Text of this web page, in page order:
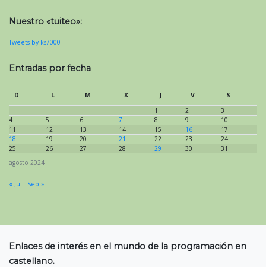
Nuestro «tuiteo»:
Tweets by ks7000
Entradas por fecha
agosto 2024
D L M X J V
S
1
2
3
4
5 6 7 8 9
10
11
12 13 14 15 16
17
18
19 20 21 22 23
24
25
26 27 28 29 30 31
« Jul Sep »
Enlaces de interés en el mundo de la programación en
castellano.